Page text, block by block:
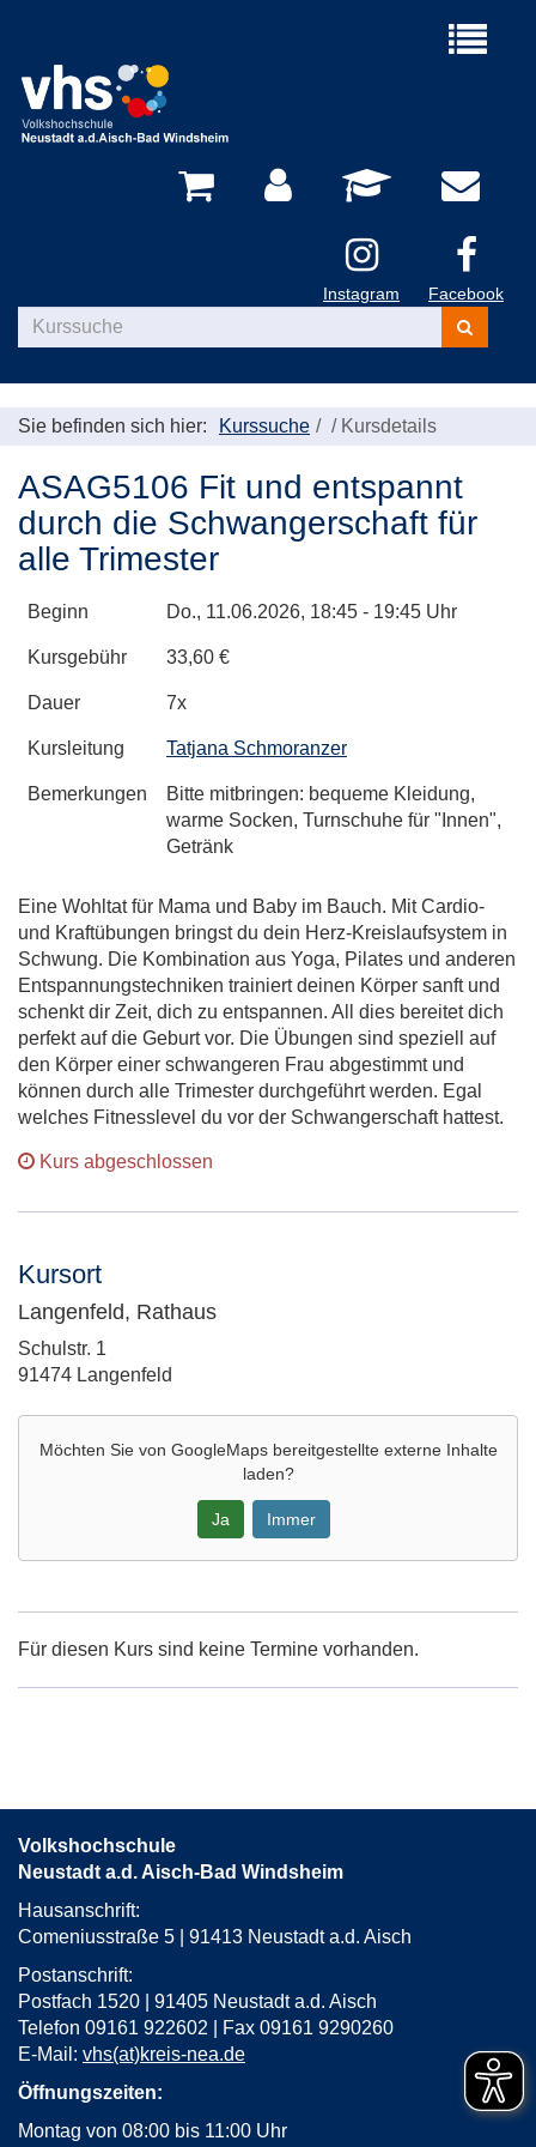
Menü
Instagram Facebook
Kurse
suchen
Sie befinden sich hier: Kurssuche / Kursdetails
ASAG5106 Fit und entspannt
durch die Schwangerschaft für
alle Trimester
Beginn Do., 11.06.2026, 18:45 - 19:45 Uhr
Kursgebühr 33,60 €
Dauer 7x
Kursleitung Tatjana Schmoranzer
Bemerkungen
Bitte mitbringen: bequeme Kleidung,
warme Socken, Turnschuhe für "Innen",
Getränk
Eine Wohltat für Mama und Baby im Bauch. Mit Cardio-
und Kraftübungen bringst du dein Herz-Kreislaufsystem in
Schwung. Die Kombination aus Yoga, Pilates und anderen
Entspannungstechniken trainiert deinen Körper sanft und
schenkt dir Zeit, dich zu entspannen. All dies bereitet dich
perfekt auf die Geburt vor. Die Übungen sind speziell auf
den Körper einer schwangeren Frau abgestimmt und
können durch alle Trimester durchgeführt werden. Egal
welches Fitnesslevel du vor der Schwangerschaft hattest.
Kurs abgeschlossen
Kursort
Langenfeld, Rathaus
Adresse:
Schulstr. 1
91474 Langenfeld
Möchten Sie von GoogleMapsbereitgestellte externe Inhalte
laden?
Ja Immer
Maps
Karte
Langenfeld,
Für diesen Kurs sind keine Termine vorhanden.
Volkshochschule
Neustadt a.d. Aisch-Bad Windsheim
Hausanschrift:
Comeniusstraße 5 | 91413 Neustadt a.d. Aisch
Postanschrift:
Postfach 1520 | 91405 Neustadt a.d. Aisch
Telefon 09161 922602 | Fax 09161 9290260
E-Mail: vhs(at)kreis-nea.de
Öffnungszeiten:
Montag von 08:00 bis 11:00 Uhr